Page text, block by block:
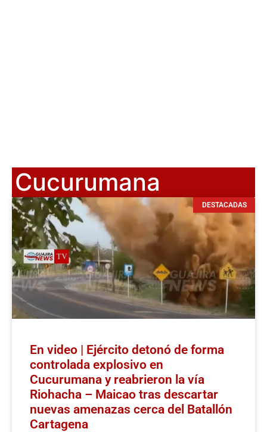
Cucurumana
DESTACADAS
En video | Ejército detonó de forma
controlada explosivo en
Cucurumana y reabrieron la vía
Riohacha – Maicao tras descartar
nuevas amenazas cerca del Batallón
Cartagena